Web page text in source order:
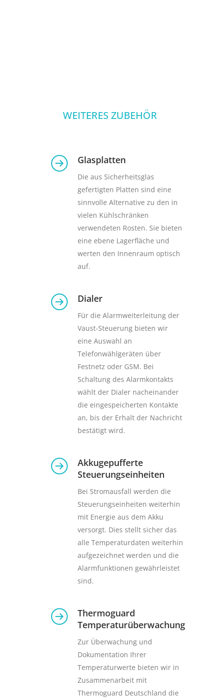
WEITERES ZUBEHÖR
Glasplatten
Die aus Sicherheitsglas
gefertigten Platten sind eine
sinnvolle Alternative zu den in
vielen Kühlschränken
verwendeten Rosten. Sie bieten
eine ebene Lagerfläche und
werten den Innenraum optisch
auf.
Dialer
Für die Alarmweiterleitung der
Vaust-Steuerung bieten wir
eine Auswahl an
Telefonwählgeräten über
Festnetz oder GSM. Bei
Schaltung des Alarmkontakts
wählt der Dialer nacheinander
die eingespeicherten Kontakte
an, bis der Erhalt der Nachricht
bestätigt wird.
Akkugepufferte
Steuerungseinheiten
Bei Stromausfall werden die
Steuerungseinheiten weiterhin
mit Energie aus dem Akku
versorgt. Dies stellt sicher das
alle Temperaturdaten weiterhin
aufgezeichnet werden und die
Alarmfunktionen gewährleistet
sind.
Thermoguard
Temperaturüberwachung
Zur Überwachung und
Dokumentation Ihrer
Temperaturwerte bieten wir in
Zusammenarbeit mit
Thermoguard Deutschland die